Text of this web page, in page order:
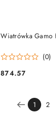
Wiatrówka Gamo
(0)
Cena:
874.57
1 2